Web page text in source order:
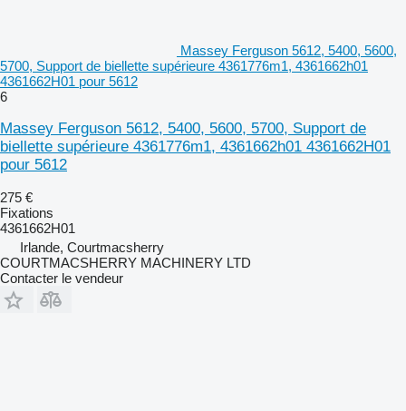
Massey Ferguson 5612, 5400, 5600,
5700, Support de biellette supérieure 4361776m1, 4361662h01
4361662H01 pour 5612
6
Massey Ferguson 5612, 5400, 5600, 5700, Support de
biellette supérieure 4361776m1, 4361662h01 4361662H01
pour 5612
275 €
Fixations
4361662H01
Irlande, Courtmacsherry
COURTMACSHERRY MACHINERY LTD
Contacter le vendeur